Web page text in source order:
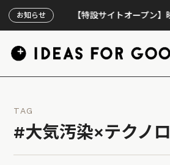
お知らせ【特設サイトオープン】映画『リ
TAG
#大気汚染×テクノ